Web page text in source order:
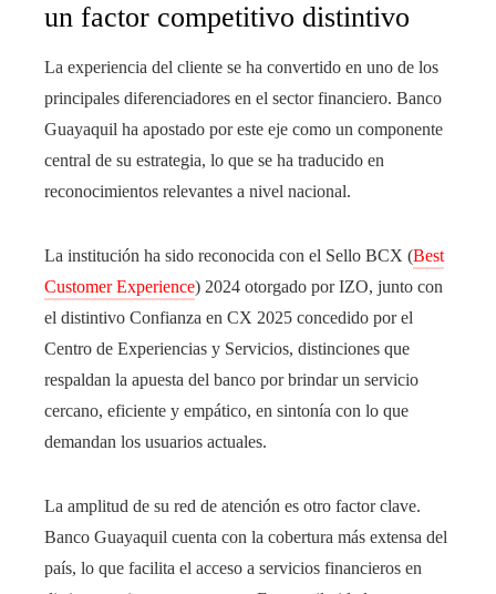
un factor competitivo distintivo
La experiencia del cliente se ha convertido en uno de los
principales diferenciadores en el sector financiero. Banco
Guayaquil ha apostado por este eje como un componente
central de su estrategia, lo que se ha traducido en
reconocimientos relevantes a nivel nacional.
La institución ha sido reconocida con el Sello BCX (Best
Customer Experience) 2024 otorgado por IZO, junto con
el distintivo Confianza en CX 2025 concedido por el
Centro de Experiencias y Servicios, distinciones que
respaldan la apuesta del banco por brindar un servicio
cercano, eficiente y empático, en sintonía con lo que
demandan los usuarios actuales.
La amplitud de su red de atención es otro factor clave.
Banco Guayaquil cuenta con la cobertura más extensa del
país, lo que facilita el acceso a servicios financieros en